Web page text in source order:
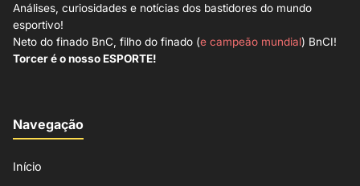
Análises, curiosidades e notícias dos bastidores do mundo
esportivo!
Neto do finado BnC, filho do finado (e campeão mundial) BnCI!
Torcer é o nosso ESPORTE!
Navegação
Início